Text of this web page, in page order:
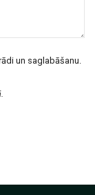
un saglabāšanu.